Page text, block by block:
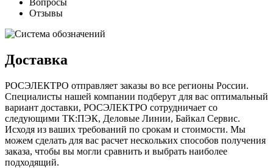
Отзывы
Доставка
РОСЭЛЕКТРО отправляет заказы во все регионы России.
Специалисты нашей компании подберут для вас оптимальный
вариант доставки, РОСЭЛЕКТРО сотрудничает со
следующими ТК:ПЭК, Деловые Линии, Байкал Сервис.
Исходя из ваших требований по срокам и стоимости. Мы
можем сделать для вас расчет нескольких способов получения
заказа, чтобы вы могли сравнить и выбрать наиболее
подходящий.